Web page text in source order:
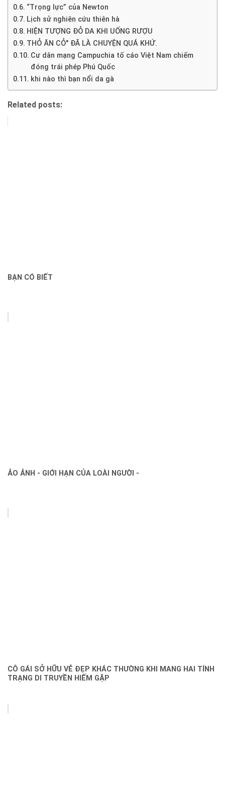
“Trọng lực” của Newton
Lịch sử nghiên cứu thiên hà
HIỆN TƯỢNG ĐỎ DA KHI UỐNG RƯỢU
THỎ ĂN CỎ" ĐÃ LÀ CHUYỆN QUÁ KHỨ.
Cư dân mạng Campuchia tố cáo Việt Nam chiếm
đóng trái phép Phú Quốc
khi nào thì bạn nổi da gà
Related posts:
BẠN CÓ BIẾT
ẢO ẢNH - GIỚI HẠN CỦA LOÀI NGƯỜI -
CÔ GÁI SỞ HỮU VẺ ĐẸP KHÁC THƯỜNG KHI MANG HAI TÍNH
TRẠNG DI TRUYỀN HIẾM GẶP